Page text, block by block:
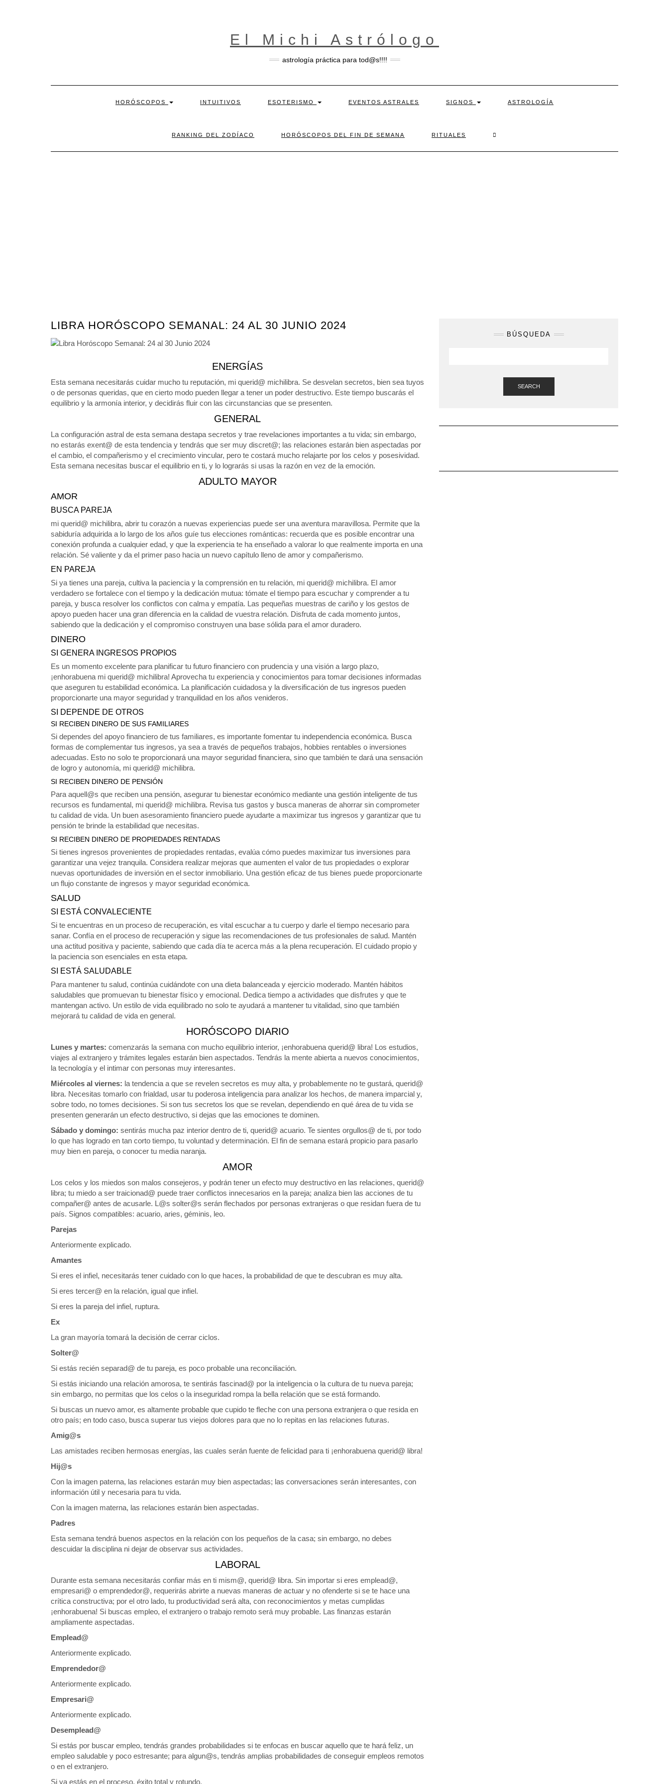
El Michi Astrólogo
astrología práctica para tod@s!!!!
HORÓSCOPOS INTUITIVOS ESOTERISMO EVENTOS ASTRALES SIGNOS ASTROLOGÍA
RANKING DEL ZODÍACO HORÓSCOPOS DEL FIN DE SEMANA RITUALES
LIBRA HORÓSCOPO SEMANAL: 24 AL 30 JUNIO 2024
ENERGÍAS
Esta semana necesitarás cuidar mucho tu reputación, mi querid@ michilibra. Se desvelan secretos, bien sea tuyos
o de personas queridas, que en cierto modo pueden llegar a tener un poder destructivo. Este tiempo buscarás el
equilibrio y la armonía interior, y decidirás fluir con las circunstancias que se presenten.
GENERAL
La configuración astral de esta semana destapa secretos y trae revelaciones importantes a tu vida; sin embargo,
no estarás exent@ de esta tendencia y tendrás que ser muy discret@; las relaciones estarán bien aspectadas por
el cambio, el compañerismo y el crecimiento vincular, pero te costará mucho relajarte por los celos y posesividad.
Esta semana necesitas buscar el equilibrio en ti, y lo lograrás si usas la razón en vez de la emoción.
ADULTO MAYOR
AMOR
BUSCA PAREJA
mi querid@ michilibra, abrir tu corazón a nuevas experiencias puede ser una aventura maravillosa. Permite que la
sabiduría adquirida a lo largo de los años guíe tus elecciones románticas: recuerda que es posible encontrar una
conexión profunda a cualquier edad, y que la experiencia te ha enseñado a valorar lo que realmente importa en una
relación. Sé valiente y da el primer paso hacia un nuevo capítulo lleno de amor y compañerismo.
EN PAREJA
Si ya tienes una pareja, cultiva la paciencia y la comprensión en tu relación, mi querid@ michilibra. El amor
verdadero se fortalece con el tiempo y la dedicación mutua: tómate el tiempo para escuchar y comprender a tu
pareja, y busca resolver los conflictos con calma y empatía. Las pequeñas muestras de cariño y los gestos de
apoyo pueden hacer una gran diferencia en la calidad de vuestra relación. Disfruta de cada momento juntos,
sabiendo que la dedicación y el compromiso construyen una base sólida para el amor duradero.
DINERO
SI GENERA INGRESOS PROPIOS
Es un momento excelente para planificar tu futuro financiero con prudencia y una visión a largo plazo,
¡enhorabuena mi querid@ michilibra! Aprovecha tu experiencia y conocimientos para tomar decisiones informadas
que aseguren tu estabilidad económica. La planificación cuidadosa y la diversificación de tus ingresos pueden
proporcionarte una mayor seguridad y tranquilidad en los años venideros.
SI DEPENDE DE OTROS
SI RECIBEN DINERO DE SUS FAMILIARES
Si dependes del apoyo financiero de tus familiares, es importante fomentar tu independencia económica. Busca
formas de complementar tus ingresos, ya sea a través de pequeños trabajos, hobbies rentables o inversiones
adecuadas. Esto no solo te proporcionará una mayor seguridad financiera, sino que también te dará una sensación
de logro y autonomía, mi querid@ michilibra.
SI RECIBEN DINERO DE PENSIÓN
Para aquell@s que reciben una pensión, asegurar tu bienestar económico mediante una gestión inteligente de tus
recursos es fundamental, mi querid@ michilibra. Revisa tus gastos y busca maneras de ahorrar sin comprometer
tu calidad de vida. Un buen asesoramiento financiero puede ayudarte a maximizar tus ingresos y garantizar que tu
pensión te brinde la estabilidad que necesitas.
SI RECIBEN DINERO DE PROPIEDADES RENTADAS
Si tienes ingresos provenientes de propiedades rentadas, evalúa cómo puedes maximizar tus inversiones para
garantizar una vejez tranquila. Considera realizar mejoras que aumenten el valor de tus propiedades o explorar
nuevas oportunidades de inversión en el sector inmobiliario. Una gestión eficaz de tus bienes puede proporcionarte
un flujo constante de ingresos y mayor seguridad económica.
SALUD
SI ESTÁ CONVALECIENTE
Si te encuentras en un proceso de recuperación, es vital escuchar a tu cuerpo y darle el tiempo necesario para
sanar. Confía en el proceso de recuperación y sigue las recomendaciones de tus profesionales de salud. Mantén
una actitud positiva y paciente, sabiendo que cada día te acerca más a la plena recuperación. El cuidado propio y
la paciencia son esenciales en esta etapa.
SI ESTÁ SALUDABLE
Para mantener tu salud, continúa cuidándote con una dieta balanceada y ejercicio moderado. Mantén hábitos
saludables que promuevan tu bienestar físico y emocional. Dedica tiempo a actividades que disfrutes y que te
mantengan activo. Un estilo de vida equilibrado no solo te ayudará a mantener tu vitalidad, sino que también
mejorará tu calidad de vida en general.
HORÓSCOPO DIARIO
Lunes y martes: comenzarás la semana con mucho equilibrio interior, ¡enhorabuena querid@ libra! Los estudios,
viajes al extranjero y trámites legales estarán bien aspectados. Tendrás la mente abierta a nuevos conocimientos,
la tecnología y el intimar con personas muy interesantes.
Miércoles al viernes: la tendencia a que se revelen secretos es muy alta, y probablemente no te gustará, querid@
libra. Necesitas tomarlo con frialdad, usar tu poderosa inteligencia para analizar los hechos, de manera imparcial y,
sobre todo, no tomes decisiones. Si son tus secretos los que se revelan, dependiendo en qué área de tu vida se
presenten generarán un efecto destructivo, si dejas que las emociones te dominen.
Sábado y domingo: sentirás mucha paz interior dentro de ti, querid@ acuario. Te sientes orgullos@ de ti, por todo
lo que has logrado en tan corto tiempo, tu voluntad y determinación. El fin de semana estará propicio para pasarlo
muy bien en pareja, o conocer tu media naranja.
AMOR
Los celos y los miedos son malos consejeros, y podrán tener un efecto muy destructivo en las relaciones, querid@
libra; tu miedo a ser traicionad@ puede traer conflictos innecesarios en la pareja; analiza bien las acciones de tu
compañer@ antes de acusarle. L@s solter@s serán flechados por personas extranjeras o que residan fuera de tu
país. Signos compatibles: acuario, aries, géminis, leo.
Parejas
Anteriormente explicado.
Amantes
Si eres el infiel, necesitarás tener cuidado con lo que haces, la probabilidad de que te descubran es muy alta.
Si eres tercer@ en la relación, igual que infiel.
Si eres la pareja del infiel, ruptura.
Ex
La gran mayoría tomará la decisión de cerrar ciclos.
Solter@
Si estás recién separad@ de tu pareja, es poco probable una reconciliación.
Si estás iniciando una relación amorosa, te sentirás fascinad@ por la inteligencia o la cultura de tu nueva pareja;
sin embargo, no permitas que los celos o la inseguridad rompa la bella relación que se está formando.
Si buscas un nuevo amor, es altamente probable que cupido te fleche con una persona extranjera o que resida en
otro país; en todo caso, busca superar tus viejos dolores para que no lo repitas en las relaciones futuras.
Amig@s
Las amistades reciben hermosas energías, las cuales serán fuente de felicidad para ti ¡enhorabuena querid@ libra!
Hij@s
Con la imagen paterna, las relaciones estarán muy bien aspectadas; las conversaciones serán interesantes, con
información útil y necesaria para tu vida.
Con la imagen materna, las relaciones estarán bien aspectadas.
Padres
Esta semana tendrá buenos aspectos en la relación con los pequeños de la casa; sin embargo, no debes
descuidar la disciplina ni dejar de observar sus actividades.
LABORAL
Durante esta semana necesitarás confiar más en ti mism@, querid@ libra. Sin importar si eres emplead@,
empresari@ o emprendedor@, requerirás abrirte a nuevas maneras de actuar y no ofenderte si se te hace una
crítica constructiva; por el otro lado, tu productividad será alta, con reconocimientos y metas cumplidas
¡enhorabuena! Si buscas empleo, el extranjero o trabajo remoto será muy probable. Las finanzas estarán
ampliamente aspectadas.
Emplead@
Anteriormente explicado.
Emprendedor@
Anteriormente explicado.
Empresari@
Anteriormente explicado.
Desemplead@
Si estás por buscar empleo, tendrás grandes probabilidades si te enfocas en buscar aquello que te hará feliz, un
empleo saludable y poco estresante; para algun@s, tendrás amplias probabilidades de conseguir empleos remotos
o en el extranjero.
Si ya estás en el proceso, éxito total y rotundo.
BÚSQUEDA
SEARCH